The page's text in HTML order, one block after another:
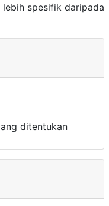
spesifik daripada
ditentukan